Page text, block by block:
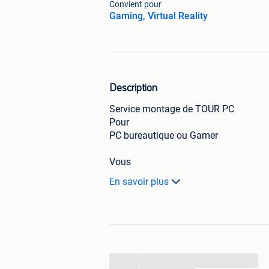
Convient pour
Gaming, Virtual Reality
Description
Service montage de TOUR PC
Pour
PC bureautique ou Gamer
Vous
pouvez déposer vos composants
Montage
En savoir plus